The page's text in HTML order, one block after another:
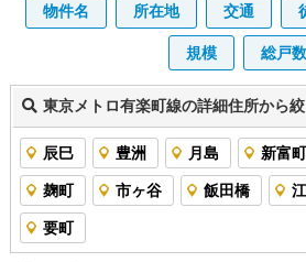
物件名
所在地 交通
規模 総戸数
東京メトロ有楽町線の詳細住所から
辰巳 豊洲 月島 新富町
麹町 市ヶ谷 飯田橋
要町